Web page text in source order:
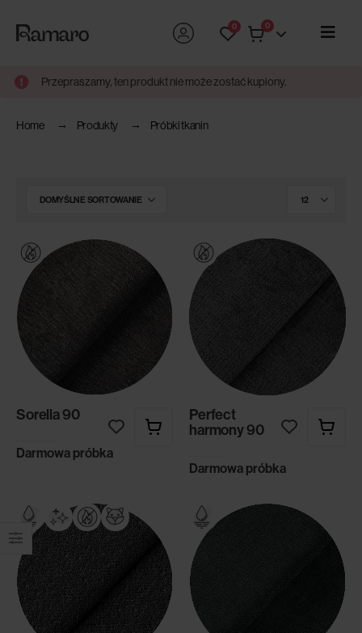
0 0
Przepraszamy, ten produkt nie może zostać kupiony.
Home Produkty Próbki tkanin
Sorella 90
Darmowa próbka
Perfect
harmony 90
Darmowa próbka